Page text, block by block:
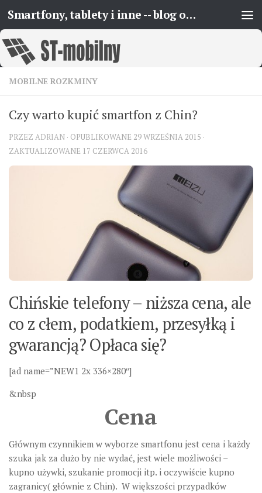
Skip to content Smartfony, tablety i inne -- blog o urządzeniach mobilnych
MOBILNE ROZKMINY
Czy warto kupić smartfon z Chin?
PRZEZ ADRIAN · OPUBLIKOWANE 29 WRZEŚNIA 2015 ·
ZAKTUALIZOWANE 17 CZERWCA 2016
Chińskie telefony – niższa cena, ale
co z cłem, podatkiem, przesyłką i
gwarancją? Opłaca się?
[ad name=”NEW1 2x 336×280″]
&nbsp
Cena
Głównym czynnikiem w wyborze smartfonu jest cena i każdy
szuka jak za dużo by nie wydać, jest wiele możliwości –
kupno używki, szukanie promocji itp. i oczywiście kupno
zagranicy( głównie z Chin). W większości przypadków